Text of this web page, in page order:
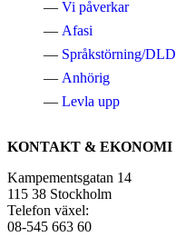
Vi påverkar
Afasi
Språkstörning/DLD
Anhörig
Levla upp
KONTAKT & EKONOMI
Kampementsgatan 14
115 38 Stockholm
Telefon växel:
08-545 663 60